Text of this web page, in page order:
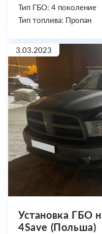
Тип ГБО: 4 поколение
Тип топлива: Пропан
3.03.2023
Установка ГБО
4Save (Польша)